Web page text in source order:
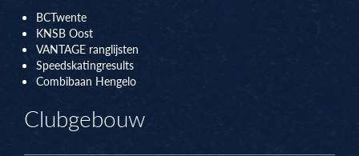
BCTwente
KNSB Oost
VANTAGE ranglijsten
Speedskatingresults
Combibaan Hengelo
Clubgebouw